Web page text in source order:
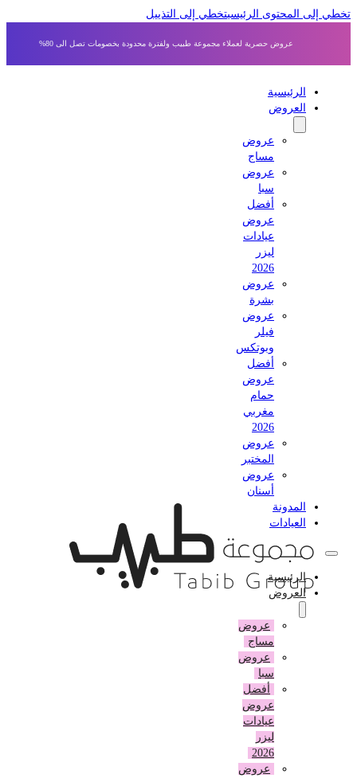
إلى المحتوى الرئيسي تخطي إلى التذييل
عروض حصرية لعملاء مجموعة طبيب ولفترة محدودة بخصومات تصل الى 80%
الرئيسية
العروض
عروض
مساج
عروض
أفضل
عروض
عيادات
عروض
بشرة
عروض
وبوتكس
أفضل
عروض
حمام
مغربي
عروض
المختبر
عروض
أسنان
المدونة
العيادات
الرئيسية
العروض
عروض
مساج
عروض
أفضل
عروض
عيادات
عروض